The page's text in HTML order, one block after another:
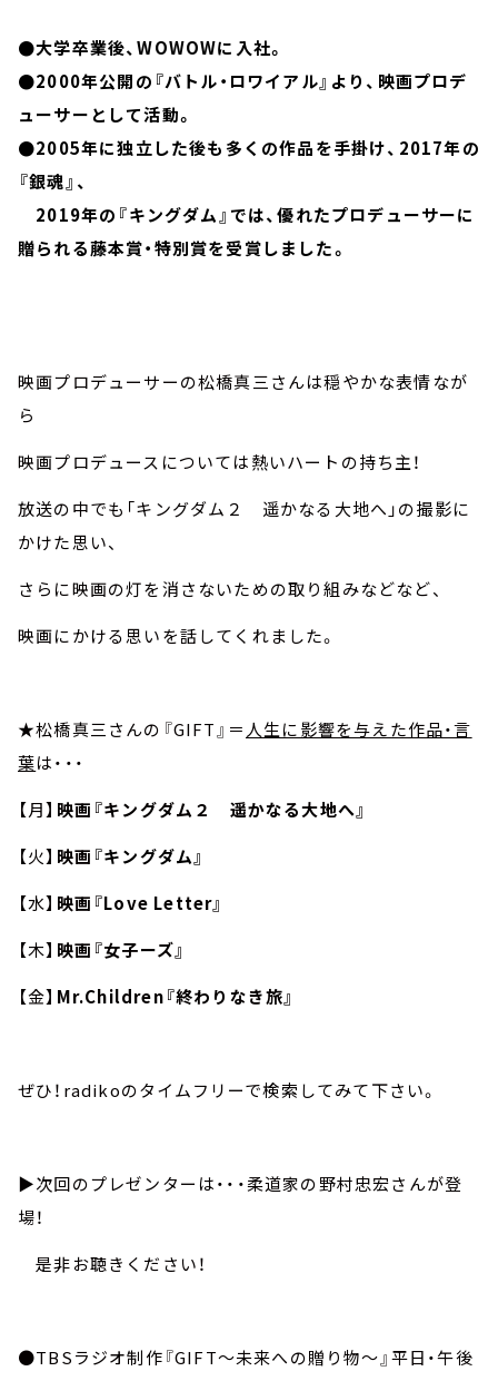
●大学卒業後、WOWOWに入社。
●2000年公開の『バトル・ロワイアル』より、映画プロデ
ューサーとして活動。
●2005年に独立した後も多くの作品を手掛け、2017年の
『銀魂』、
2019年の『キングダム』では、優れたプロデューサーに
贈られる藤本賞・特別賞を受賞しました。
映画プロデューサーの松橋真三さんは穏やかな表情なが
ら
映画プロデュースについては熱いハートの持ち主！
放送の中でも「キングダム２ 遥かなる大地へ」の撮影に
かけた思い、
さらに映画の灯を消さないための取り組みなどなど、
映画にかける思いを話してくれました。
★松橋真三さんの『GIFT』＝ 人生に影響を与えた作品・言
葉は・・・
【月】 映画『キングダム２ 遥かなる大地へ』
【火】 映画 『キングダム』
【水】 映画『Love Letter』
【木】 映画『女子ーズ』
【金】 Mr.Children『終わりなき旅』
ぜひ！radikoのタイムフリーで検索してみて下さい。
▶︎次回のプレゼンターは・・・柔道家の野村忠宏さんが登
場！
是非お聴きください！
●TBSラジオ制作『GIFT～未来への贈り物～』平日・午後